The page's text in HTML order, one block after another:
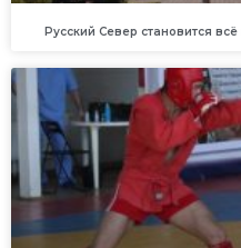
Русский Север становится